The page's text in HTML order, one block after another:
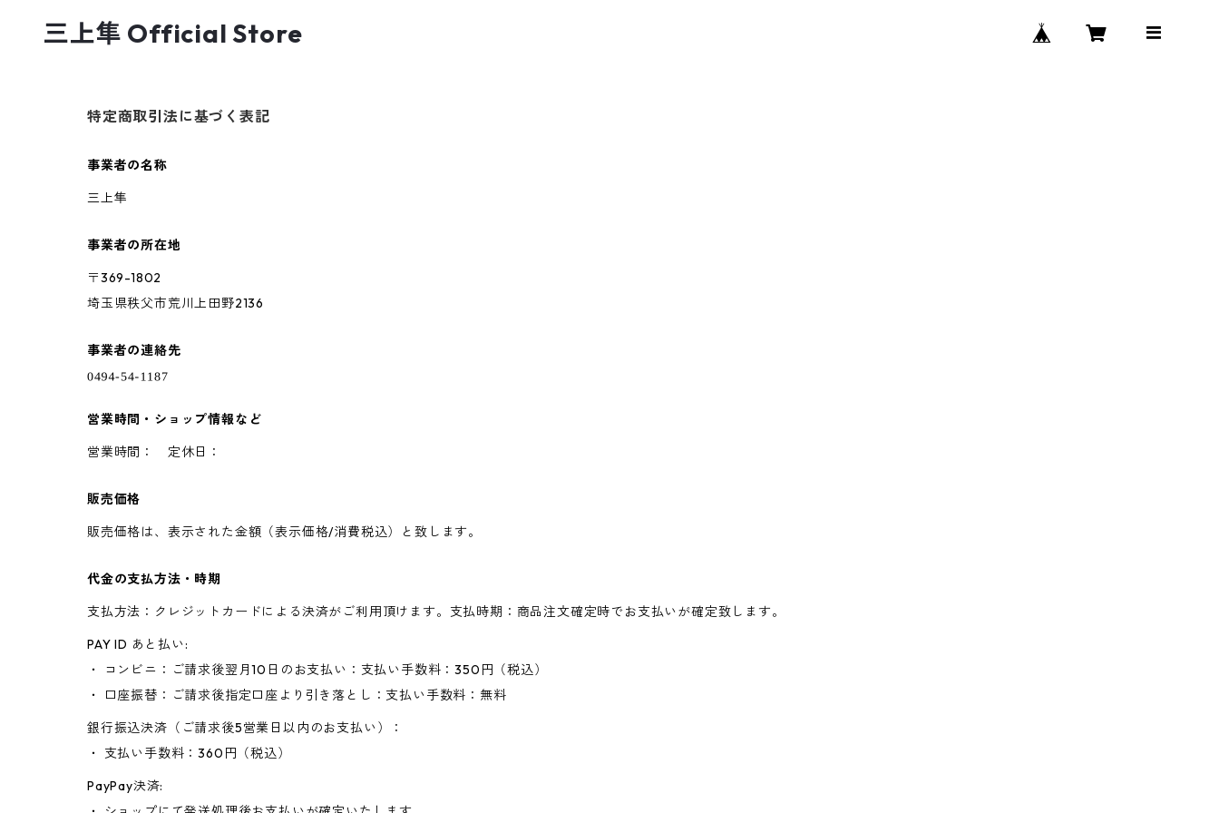
三上隼 Official Store
特定商取引法に基づく表記
事業者の名称
三上隼
事業者の所在地
〒369-1802
埼玉県秩父市荒川上田野2136
事業者の連絡先
営業時間・ショップ情報など
営業時間： 定休日：
販売価格
販売価格は、表示された金額（表示価格/消費税込）と致します。
代金の支払方法・時期
支払方法：クレジットカードによる決済がご利用頂けます。支払時期：商品注文確定時でお支払いが確定致します。
PAY ID あと払い:
・ コンビニ：ご請求後翌月10日のお支払い：支払い手数料：350円（税込）
・ 口座振替：ご請求後指定口座より引き落とし：支払い手数料：無料
銀行振込決済（ご請求後5営業日以内のお支払い）：
・ 支払い手数料：360円（税込）
PayPay決済: